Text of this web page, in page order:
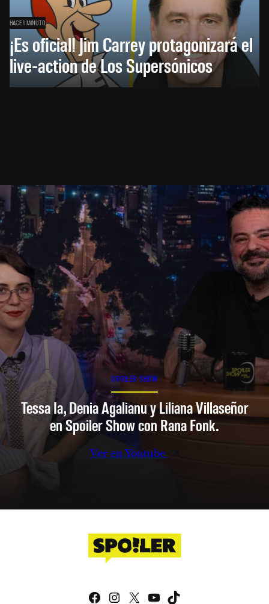
HACE 1 MINUTO
¡Es oficial! Jim Carrey protagonizará el
live-action de Los Supersónicos
SPOILER SHOW
Tessa Ia, Denia Agalianu y Liliana Villaseñor
en Spoiler Show con Rana Fonk.
Ver en Youtube
Facebook
Instagram
X YouTube